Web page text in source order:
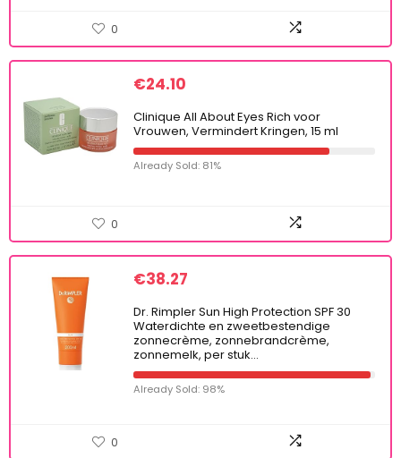
0
€24.10
Clinique All About Eyes Rich voor
Vrouwen, Vermindert Kringen, 15 ml
Already Sold: 81%
0
€38.27
Dr. Rimpler Sun High Protection SPF 30
Waterdichte en zweetbestendige
zonnecrème, zonnebrandcrème,
zonnemelk, per stuk…
Already Sold: 98%
0